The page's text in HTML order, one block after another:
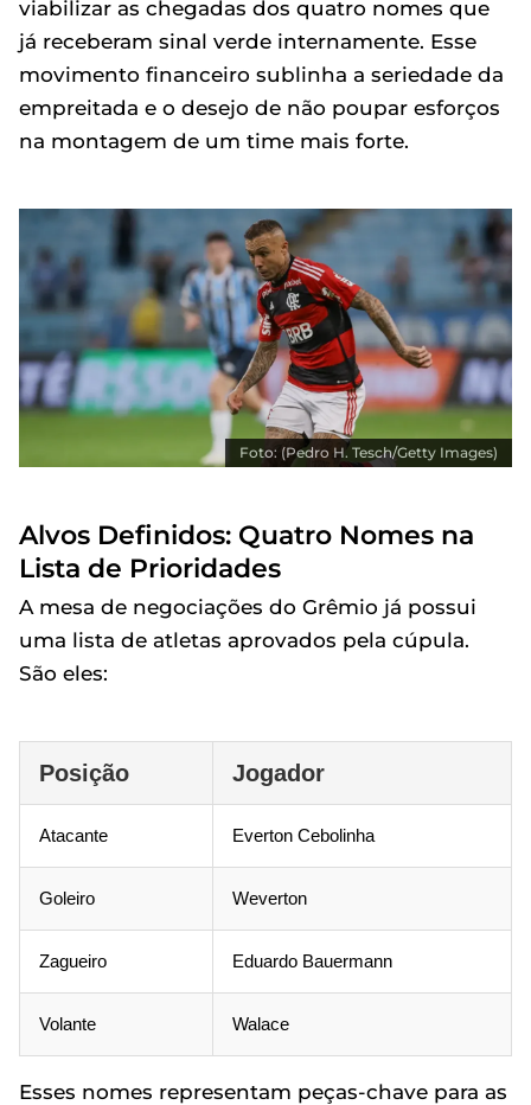
viabilizar as chegadas dos quatro nomes que
já receberam sinal verde internamente. Esse
movimento financeiro sublinha a seriedade da
empreitada e o desejo de não poupar esforços
na montagem de um time mais forte.
Foto: (Pedro H. Tesch/Getty Images)
Alvos Definidos: Quatro Nomes na
Lista de Prioridades
A mesa de negociações do Grêmio já possui
uma lista de atletas aprovados pela cúpula.
São eles:
Posição Jogador
Atacante Everton Cebolinha
Goleiro Weverton
Zagueiro Eduardo Bauermann
Volante Walace
Esses nomes representam peças-chave para as